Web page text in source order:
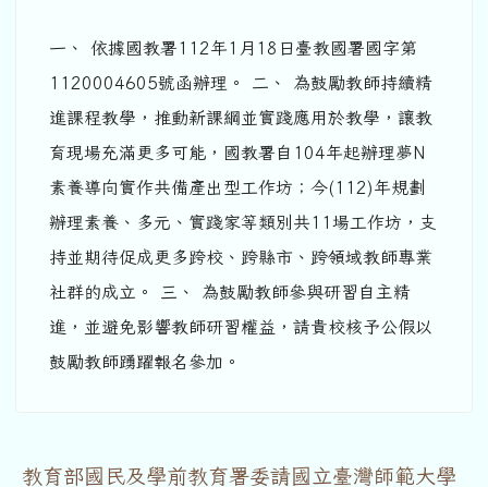
一、 依據國教署112年1月18日臺教國署國字第
1120004605號函辦理。 二、 為鼓勵教師持續精
進課程教學，推動新課綱並實踐應用於教學，讓教
育現場充滿更多可能，國教署自104年起辦理夢N
素養導向實作共備產出型工作坊；今(112)年規劃
辦理素養、多元、實踐家等類別共11場工作坊，支
持並期待促成更多跨校、跨縣市、跨領域教師專業
社群的成立。 三、 為鼓勵教師參與研習自主精
進，並避免影響教師研習權益，請貴校核予公假以
鼓勵教師踴躍報名參加。
教育部國民及學前教育署委請國立臺灣師範大學